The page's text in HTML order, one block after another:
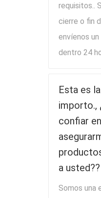
requisitos..
cierre o fin
envíenos
dentro 24
Esta es
importo.,
confiar
a usted??
Somos una